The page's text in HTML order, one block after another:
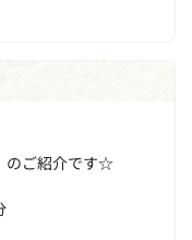
のご紹介です☆